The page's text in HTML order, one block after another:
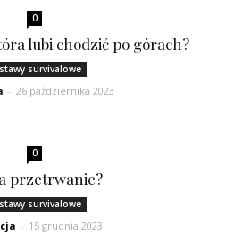
0
lubi chodzić po górach?
survivalowe
- 26 października 2023
0
przetrwanie?
survivalowe
- 15 grudnia 2023